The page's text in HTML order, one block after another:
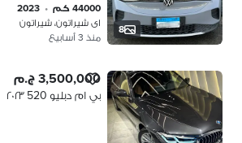
8
44000 كم •
2023
اى شيراتون، شيراتون
منذ 3 أسابيع
3,500,000 ج.م
بي ام دبليو 520 ٢٠٢٣